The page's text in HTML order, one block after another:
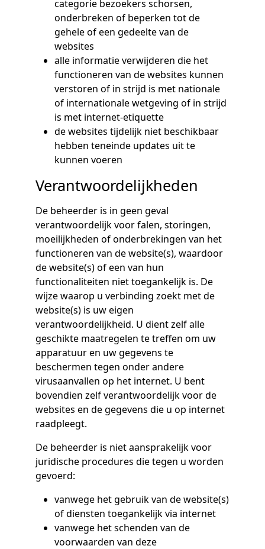
categorie bezoekers schorsen,
onderbreken of beperken tot de
gehele of een gedeelte van de
websites
alle informatie verwijderen die het
functioneren van de websites kunnen
verstoren of in strijd is met nationale
of internationale wetgeving of in strijd
is met internet-etiquette
de websites tijdelijk niet beschikbaar
hebben teneinde updates uit te
kunnen voeren
Verantwoordelijkheden
De beheerder is in geen geval
verantwoordelijk voor falen, storingen,
moeilijkheden of onderbrekingen van het
functioneren van de website(s), waardoor
de website(s) of een van hun
functionaliteiten niet toegankelijk is. De
wijze waarop u verbinding zoekt met de
website(s) is uw eigen
verantwoordelijkheid. U dient zelf alle
geschikte maatregelen te treffen om uw
apparatuur en uw gegevens te
beschermen tegen onder andere
virusaanvallen op het internet. U bent
bovendien zelf verantwoordelijk voor de
websites en de gegevens die u op internet
raadpleegt.
De beheerder is niet aansprakelijk voor
juridische procedures die tegen u worden
gevoerd:
vanwege het gebruik van de website(s)
of diensten toegankelijk via internet
vanwege het schenden van de
voorwaarden van deze